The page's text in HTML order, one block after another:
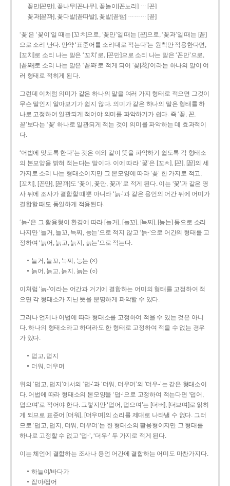
꽃만[꼰만], 꽃나무[꼰나무], 꽃놀이[꼰노리] … [꼰]
꽃과[꼳꽈], 꽃다발[꼳따발], 꽃밭[꼳빧] ……… [꼳]
‘꽃’은 ‘꽃이’일 때는 [꼬ㅊ]으로, ‘꽃만’일 때는 [꼰]으로, ‘꽃과’일 때는 [꼳]
으로 소리 난다. 만약 ‘표준어를 소리대로 적는다’는 원칙만 적용한다면,
[꼬치]로 소리 나는 말은 ‘꼬치’로, [꼰만]으로 소리 나는 말은 ‘꼰만’으로,
[꼳꽈]로 소리 나는 말은 ‘꼳꽈’로 적게 되어 ‘꽃[花]’이라는 하나의 말이 여
러 형태로 적히게 된다.
그런데 이처럼 의미가 같은 하나의 말을 여러 가지 형태로 적으면 그것이
무슨 말인지 알아보기가 쉽지 않다. 의미가 같은 하나의 말은 형태를 하
나로 고정하여 일관되게 적어야 의미를 파악하기가 쉽다. 즉 ‘꽃, 꼰,
꼳’보다는 ‘꽃’ 하나로 일관되게 적는 것이 의미를 파악하는 데 효과적이
다.
‘어법에 맞도록 한다’는 것은 이와 같이 뜻을 파악하기 쉽도록 각 형태소
의 본모양을 밝혀 적는다는 말이다. 이에 따라 ‘꽃’은 [꼬ㅊ], [꼰], [꼳]의 세
가지로 소리 나는 형태소이지만 그 본모양에 따라 ‘꽃’ 한 가지로 적고,
[꼬치], [꼰만], [꼳꽈]도 ‘꽃이, 꽃만, 꽃과’로 적게 된다. 이는 ‘꽃’과 같은 명
사 뒤에 조사가 결합할 때뿐 아니라 ‘늙-’과 같은 용언의 어간 뒤에 어미가
결합할 때도 동일하게 적용된다.
‘늙-’은 그 활용형이 환경에 따라 [늘거], [늘꼬], [늑찌], [능는] 등으로 소리
나지만 ‘늘거, 늘꼬, 늑찌, 능는’으로 적지 않고 ‘늙-’으로 어간의 형태를 고
정하여 ‘늙어, 늙고, 늙지, 늙는’으로 적는다.
늘거, 늘꼬, 늑찌, 능는 (×)
늙어, 늙고, 늙지, 늙는 (○)
이처럼 ‘늙-­’이라는 어간과 거기에 결합하는 어미의 형태를 고정하여 적
으면 각 형태소가 지닌 뜻을 분명하게 파악할 수 있다.
그러나 언제나 어법에 따라 형태소를 고정하여 적을 수 있는 것은 아니
다. 하나의 형태소라고 하더라도 한 형태로 고정하여 적을 수 없는 경우
가 있다.
덥고, 덥지
더워, 더우며
위의 ‘덥고, 덥지’에서의 ‘덥-­’과 ‘더워, 더우며’의 ‘더우-­’는 같은 형태소이
다. 어법에 따라 형태소의 본모양을 ‘덥-­’으로 고정하여 적는다면 ‘덥어,
덥으며’로 적어야 한다. 그렇지만 ‘덥어, 덥으며’는 [더버], [더브며]로 읽히
게 되므로 표준어 [더워], [더우며]의 소리를 제대로 나타낼 수 없다. 그러
므로 ‘덥고, 덥지, 더워, 더우며’는 한 형태소의 활용형이지만 그 형태를
하나로 고정할 수 없고 ‘덥-’, ‘더우-’ 두 가지로 적게 된다.
이는 체언에 결합하는 조사나 용언 어간에 결합하는 어미도 마찬가지다.
하늘이/바다가
잡아/접어